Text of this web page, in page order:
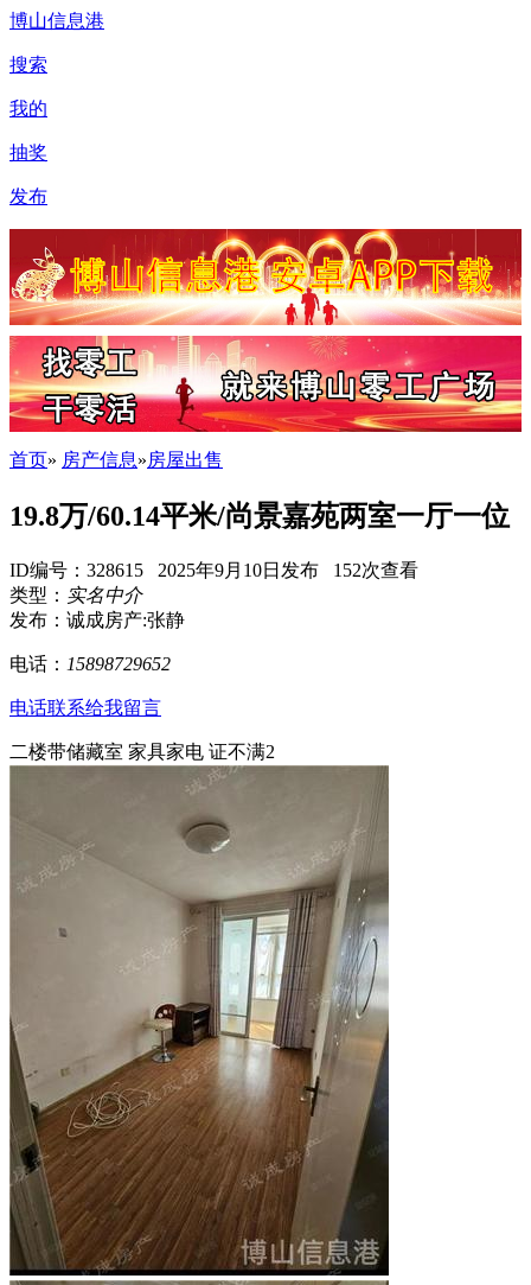
博山信息港
搜索
我的
抽奖
发布
首页» 房产信息»房屋出售
19.8万/60.14平米/尚景嘉苑两室一厅一位
ID编号：328615 2025年9月10日发布 152次查看
类型： 实名中介
发布：诚成房产:张静
电话： 15898729652
电话联系给我留言
二楼带储藏室 家具家电 证不满2